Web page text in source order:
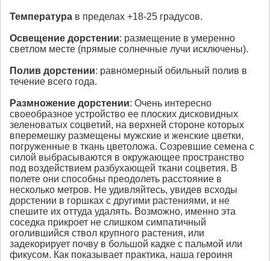
Температура в пределах +18-25 градусов.
Освещение дорстении: размещение в умеренно
светлом месте (прямые солнечные лучи исключены).
Полив дорстении: равномерный обильный полив в
течение всего года.
Размножение дорстении: Очень интересно
своеобразное устройство ее плоских дисковидных
зеленоватых соцветий, на верхней стороне которых
вперемешку размещены мужские и женские цветки,
погруженные в ткань цветоложа. Созревшие семена с
силой выбрасываются в окружающее пространство
под воздействием разбухающей ткани соцветия. В
полете они способны преодолеть расстояние в
несколько метров. Не удивляйтесь, увидев всходы
дорстении в горшках с другими растениями, и не
спешите их оттуда удалять. Возможно, именно эта
соседка прикроет не слишком симпатичный
оголившийся ствол крупного растения, или
задекорирует почву в большой кадке с пальмой или
фикусом. Как показывает практика, наша героиня